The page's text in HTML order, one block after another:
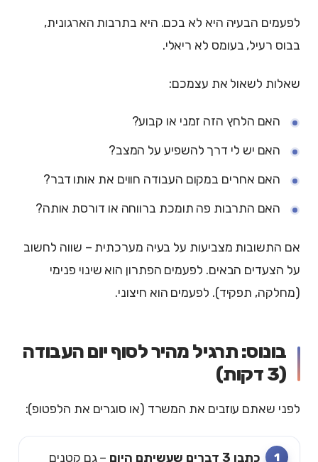
לפעמים הבעיה היא לא בכם. היא בתרבות הארגונית,
בבוס רעיל, בעומס לא ריאלי.
שאלות לשאול את עצמכם:
האם הלחץ הזה זמני או קבוע?
האם יש לי דרך להשפיע על המצב?
האם אחרים במקום העבודה חווים את אותו דבר?
האם התרבות פה תומכת ברווחה או דורסת אותה?
אם התשובות מצביעות על בעיה מערכתית – שווה לחשוב
על הצעדים הבאים. לפעמים הפתרון הוא שינוי פנימי
(מחלקה, תפקיד). לפעמים הוא חיצוני.
בונוס: תרגיל מהיר לסוף יום העבודה
(3 דקות)
לפני שאתם עוזבים את המשרד (או סוגרים את הלפטופ):
כתבו 3 דברים שעשיתם היום – גם קטנים